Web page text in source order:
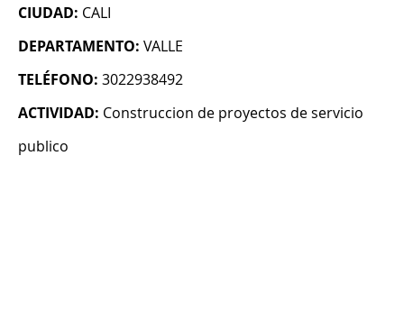
CIUDAD: CALI
DEPARTAMENTO: VALLE
TELÉFONO: 3022938492
ACTIVIDAD: Construccion de proyectos de servicio
publico